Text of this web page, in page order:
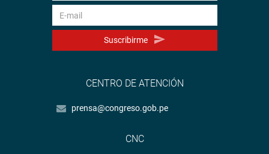
Suscribirme
CENTRO DE ATENCIÓN
prensa@congreso.gob.pe
CNC